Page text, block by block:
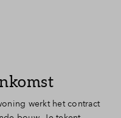
werkt het contract